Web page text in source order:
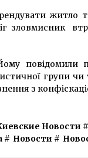
7
житло
зловмисник
повідомили
групи чи
з
Новости #
# Новости #